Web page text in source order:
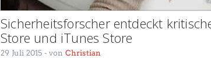
Sicherheitsforscher entdeckt
Store und iTunes Store
29 Juli 2015 - von Christian